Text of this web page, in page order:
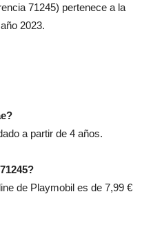
71245) pertenece a la
2023.
a partir de 4 años.
de Playmobil es de 7,99 €